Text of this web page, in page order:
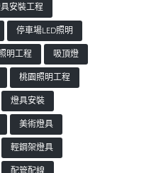
安裝工程
停車場LED照明
明工程
吸頂燈
桃園照明工程
燈具安裝
美術燈具
輕鋼架燈具